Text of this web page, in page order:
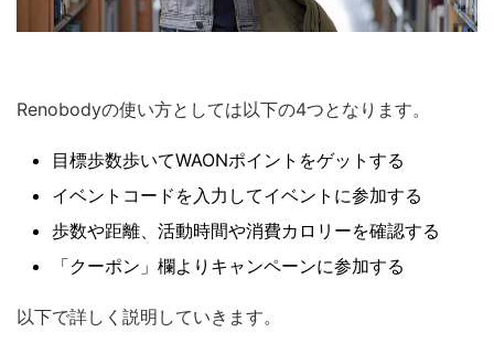
Renobodyの使い方としては以下の4つとなります。
目標歩数歩いてWAONポイントをゲットする
イベントコードを入力してイベントに参加する
歩数や距離、活動時間や消費カロリーを確認する
「クーポン」欄よりキャンペーンに参加する
以下で詳しく説明していきます。